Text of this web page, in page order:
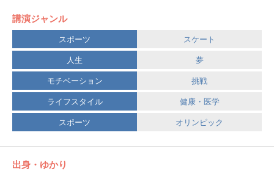
講演ジャンル
スポーツ
スケート
人生
夢
モチベーション
挑戦
ライフスタイル
健康・医学
スポーツ
オリンピック
出身・ゆかり